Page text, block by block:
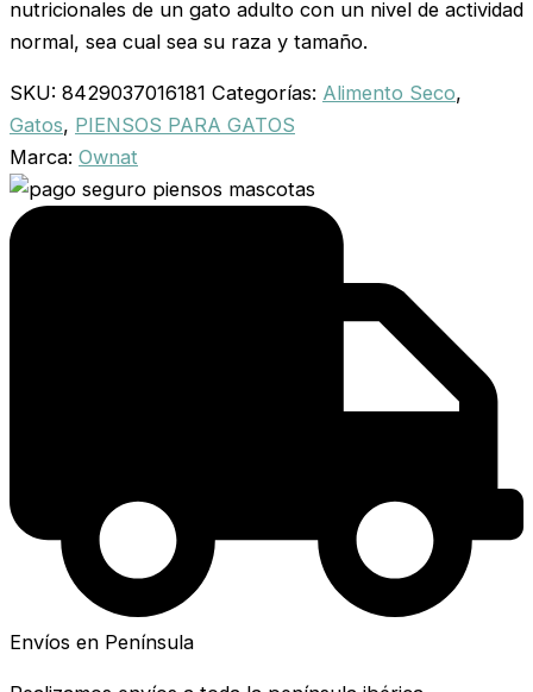
nutricionales de un gato adulto con un nivel de actividad
normal, sea cual sea su raza y tamaño.
SKU: 8429037016181 Categorías: Alimento Seco,
Gatos, PIENSOS PARA GATOS
Marca: Ownat
Envíos en Península